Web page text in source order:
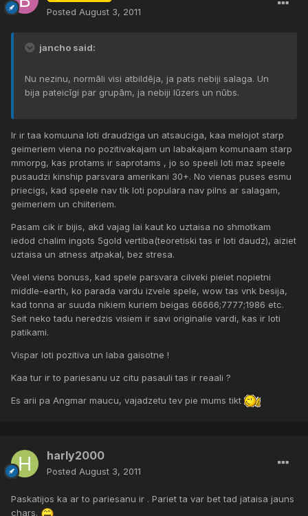
Posted August 3, 2011
jancho said:
Nu nezinu, normāli visi atbildēja, ja pats nebiji salaga. Un
bija pateicīgi par grupām, ja nebiji lūzers un nūbs.
Ir ir taa komuuna loti draudziga un atsauciga, kaa melojot starp
geimeriem viena no pozitivakajam un labakajam komunaam starp
mmorpg, kas protams ir saprotams , jo so speeli loti maz speele
pusaudzi kinship parsvara amerikani 30+. No vienas puses esmu
priecigs, kad speele nav tik loti populara nav pilns ar salagam,
geimeriem un chiiteriem.
Pasam cik ir bijis, akd vajag lai kaut ko uztaisa no shmotkam
iedod chalim ingots 5gold vertiba(teoretiski tas ir loti daudz), aiziet
uztaisa un atness atpakal, bez stresa.
Veel viens bonuss, kad spele parsvara cilveki pieiet nopietni
middle-earth, ko parada vardu izvele spele, wow tas vnk besija,
kad tonna ar suuda nikiem kuriem beigas 66666;7777;1986 etc.
Seit neko tadu neredzis visiem ir savi originalie vardi, kas ir loti
patikami.
Vispar loti pozitiva un laba gaisotne !
Kaa tur ir to pariesanu uz citu pasauli tas ir reaali ?
Es arii pa Angmar maucu, vajadzetu tev pie mums tikt
harly2000
Posted August 3, 2011
Paskatijos ka ar to pariesanu ir . Pariet ta var bet tad jataisa jauns
chars.